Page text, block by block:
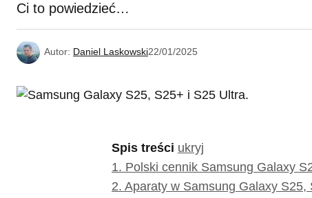
Ci to powiedzieć…
Autor: Daniel Laskowski22/01/2025
Spis treści ukryj
1. Polski cennik Samsung Galaxy
2. Aparaty w Samsung Galaxy